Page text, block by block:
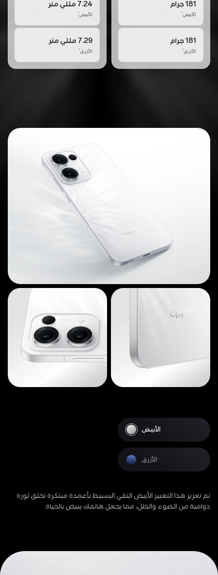
181 جرام
الأبيض
181 جرام
الأزرق
7.24 مللي متر
الأبيض
7.29 مللي متر
الأزرق
الأبيض
الأزرق
تم تعزيز هذا التعبير الأبيض النقي البسيط بأعمدة مبتكرة تخلق ثورة
دوامية من الضوء والظل، مما يجعل هاتفك ينبض بالحياة.